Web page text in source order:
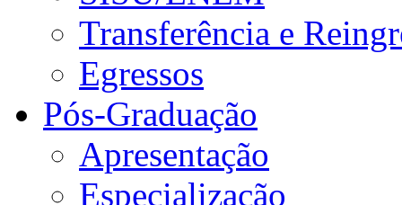
Transferência e
Egressos
Pós-Graduação
Apresentação
Especialização